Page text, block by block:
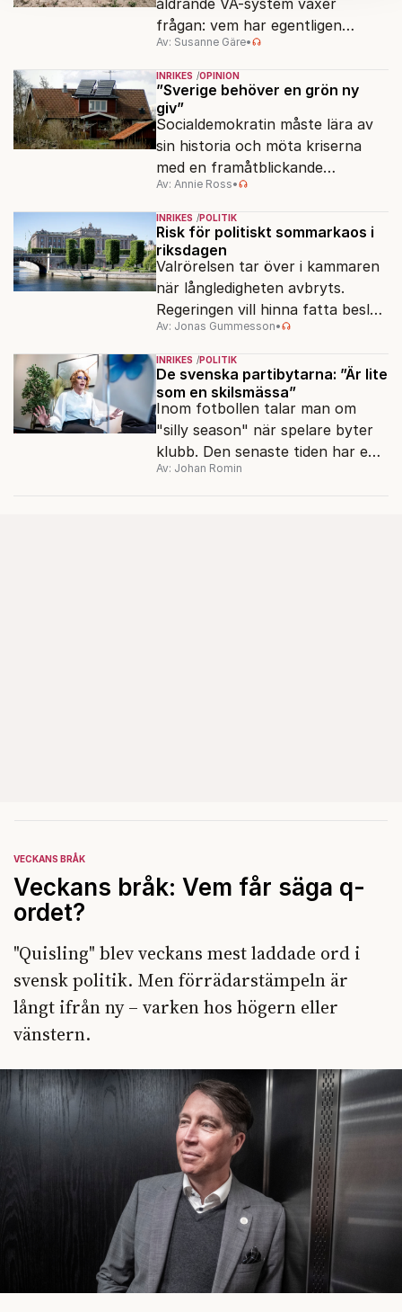
frågan: vem har egentligen
ansvar för Sveriges
vattenresurser?
Av: Susanne Gäre•
INRIKES OPINION
”Sverige behöver en grön ny
giv”
Socialdemokratin måste lära av
sin historia och möta kriserna
med en framåtblickande
strukturpolitik för att göra
Sverige långsiktigt hållbart,
jämlikt och kriståligt.
Av: Annie Ross•
INRIKES POLITIK
Risk för politiskt sommarkaos i
riksdagen
Valrörelsen tar över i kammaren
när långledigheten avbryts.
Regeringen vill hinna fatta beslut
före valet – men oppositionen
ser sin chans att pressa
Tidösidan.
Av: Jonas Gummesson•
INRIKES POLITIK
De svenska partibytarna: ”Är lite
som en skilsmässa”
Inom fotbollen talar man om
"silly season" när spelare byter
klubb. Den senaste tiden har en
rad svenska politiker bytt parti –
Av: Johan Romin
VECKANS BRÅK
Veckans bråk: Vem får säga q-
ordet?
"Quisling" blev veckans mest laddade ord i
svensk politik. Men förrädarstämpeln är
långt ifrån ny – varken hos högern eller
vänstern.